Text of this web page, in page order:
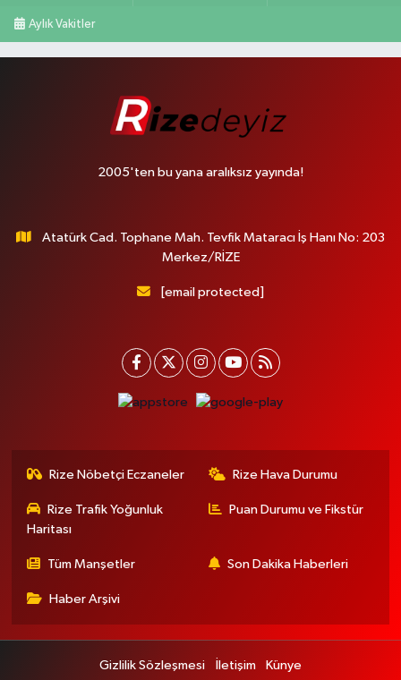
Aylık Vakitler
2005'ten bu yana aralıksız yayında!
Atatürk Cad. Tophane Mah. Tevfik Mataracı İş Hanı No: 203
Merkez/RİZE
[email protected]
Rize Nöbetçi Eczaneler Rize Hava Durumu
Rize Trafik Yoğunluk
Haritası
Puan Durumu ve Fikstür
Tüm Manşetler Son Dakika Haberleri
Haber Arşivi
Gizlilik Sözleşmesi İletişim Künye